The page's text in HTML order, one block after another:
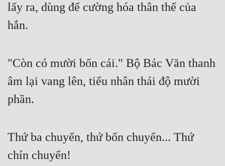
lấy ra, dùng để cường hóa thân thể của
hắn.
"Còn có mười bốn cái." Bộ Bác Văn thanh
âm lại vang lên, tiểu nhân thái độ mười
phần.
Thứ ba chuyển, thứ bốn chuyển... Thứ
chín chuyển!